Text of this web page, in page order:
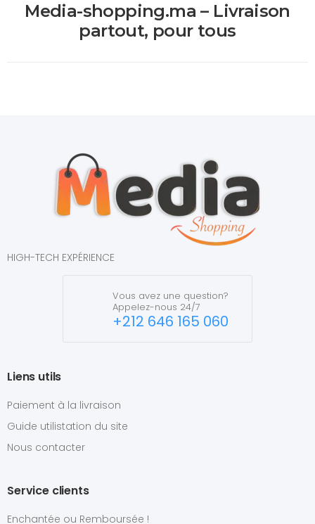
Media-shopping.ma – Livraison
partout, pour tous
HIGH-TECH EXPÉRIENCE
Vous avez une question?
Appelez-nous 24/7
+212 646 165 060
Liens utils
Paiement à la livraison
Guide utilistation du site
Nous contacter
Service clients
Enchantée ou Remboursée !